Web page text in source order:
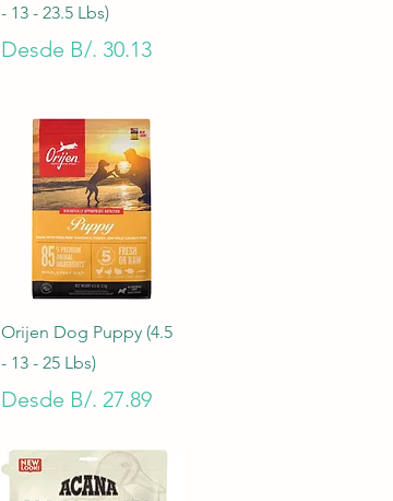
- 13 - 23.5 Lbs)
Desde B/. 30.13
Precio de oferta
Vista rápida
Orijen Dog Puppy (4.5
- 13 - 25 Lbs)
Desde B/. 27.89
Precio de oferta